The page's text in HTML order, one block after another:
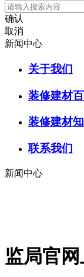
确认
取消
新闻中心
关于我们
装修建材
装修建材
联系我们
新闻中心
监局官